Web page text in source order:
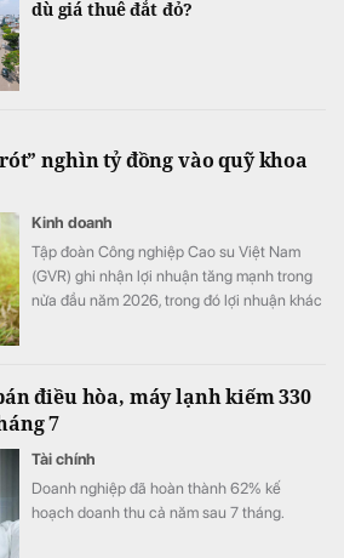
dù giá thuê đắt đỏ?
nghìn tỷ đồng vào quỹ khoa
Kinh doanh
Tập đoàn Công nghiệp Cao su Việt Nam
(GVR) ghi nhận lợi nhuận tăng mạnh trong
nửa đầu năm 2026, trong đó lợi nhuận khác
khoa học và công nghệ của tập đoàn lên
hơn 1.710 tỷ đồng.
điều hòa, máy lạnh kiếm 330
7
Tài chính
Doanh nghiệp đã hoàn thành 62% kế
hoạch doanh thu cả năm sau 7 tháng.